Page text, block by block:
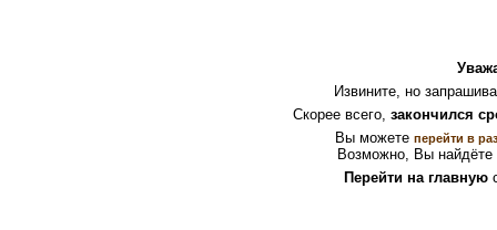
Извините, но
Скорее всего, закончился
Вы можете перейти в
Возможно, Вы найдёте
Перейти на главную